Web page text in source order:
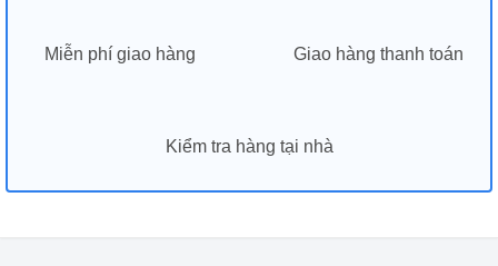
Miễn phí giao hàng Giao hàng thanh toán
Kiểm tra hàng tại nhà